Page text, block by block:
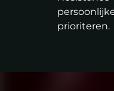
prioriteren.